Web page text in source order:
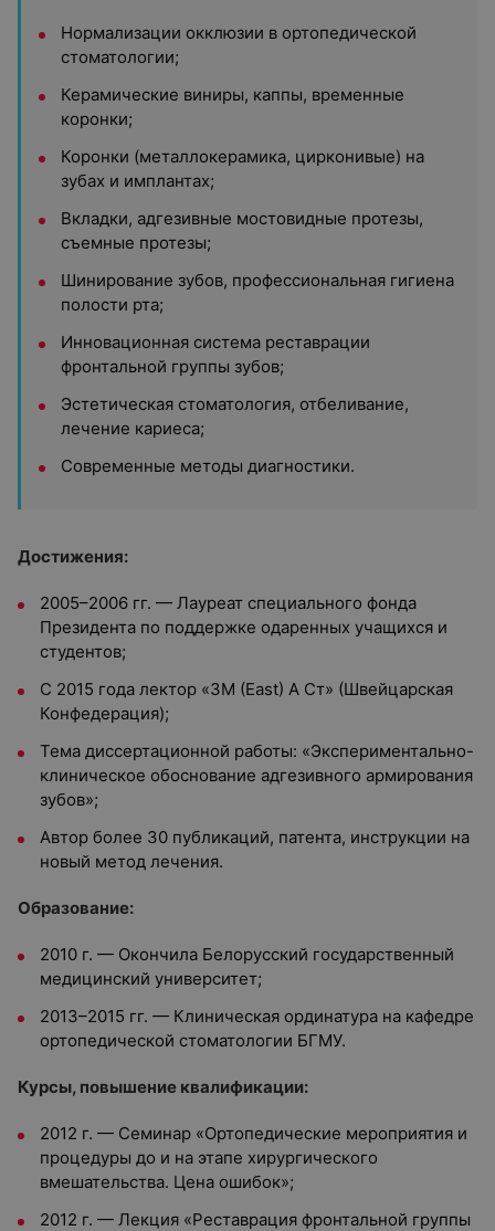
Нормализации окклюзии в ортопедической
стоматологии;
Керамические виниры, каппы, временные
коронки;
Коронки (металлокерамика, цирконивые) на
зубах и имплантах;
Вкладки, адгезивные мостовидные протезы,
съемные протезы;
Шинирование зубов, профессиональная гигиена
полости рта;
Инновационная система реставрации
фронтальной группы зубов;
Эстетическая стоматология, отбеливание,
лечение кариеса;
Современные методы диагностики.
Достижения:
2005–2006 гг. — Лауреат специального фонда
Президента по поддержке одаренных учащихся и
студентов;
С 2015 года лектор «3М (East) А Ст» (Швейцарская
Конфедерация);
Тема диссертационной работы: «Экспериментально-
клиническое обоснование адгезивного армирования
зубов»;
Автор более 30 публикаций, патента, инструкции на
новый метод лечения.
Образование:
2010 г. — Окончила Белорусский государственный
медицинский университет;
2013–2015 гг. — Клиническая ординатура на кафедре
ортопедической стоматологии БГМУ.
Курсы, повышение квалификации:
2012 г. — Семинар «Ортопедические мероприятия и
процедуры до и на этапе хирургического
вмешательства. Цена ошибок»;
2012 г. — Лекция «Реставрация фронтальной группы